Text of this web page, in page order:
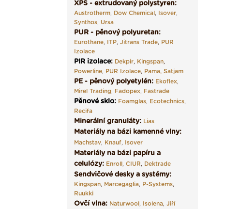
XPS - extrudovaný polystyren:
Austrotherm, Dow Chemical, Isover,
Synthos, Ursa
PUR - pěnový polyuretan:
Eurothane, ITP, Jitrans Trade, PUR
Izolace
PIR izolace: Dekpir, Kingspan,
Powerline, PUR Izolace, Pama, Satjam
PE - pěnový polyetylén: Ekoflex,
Mirel Trading, Fadopex, Fastrade
Pěnové sklo: Foamglas, Ecotechnics,
Recifa
Minerální granuláty: Lias
Materiály na bázi kamenné vlny:
Machstav, Knauf, Isover
Materiály na bázi papíru a
celulózy: Enroll, CIUR, Dektrade
Sendvičové desky a systémy:
Kingspan, Marcegaglia, P-Systems,
Ruukki
Ovčí vlna: Naturwool, Isolena, Jiří